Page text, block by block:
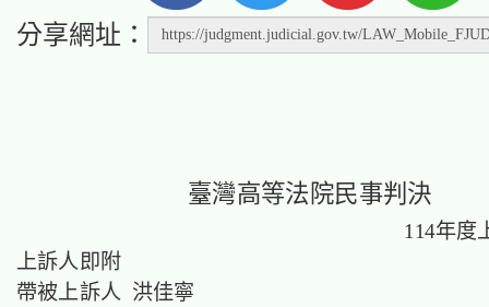
分享網址：
臺灣高等法院民事判決
114年度
上訴人即附
帶被上訴人 洪佳寧